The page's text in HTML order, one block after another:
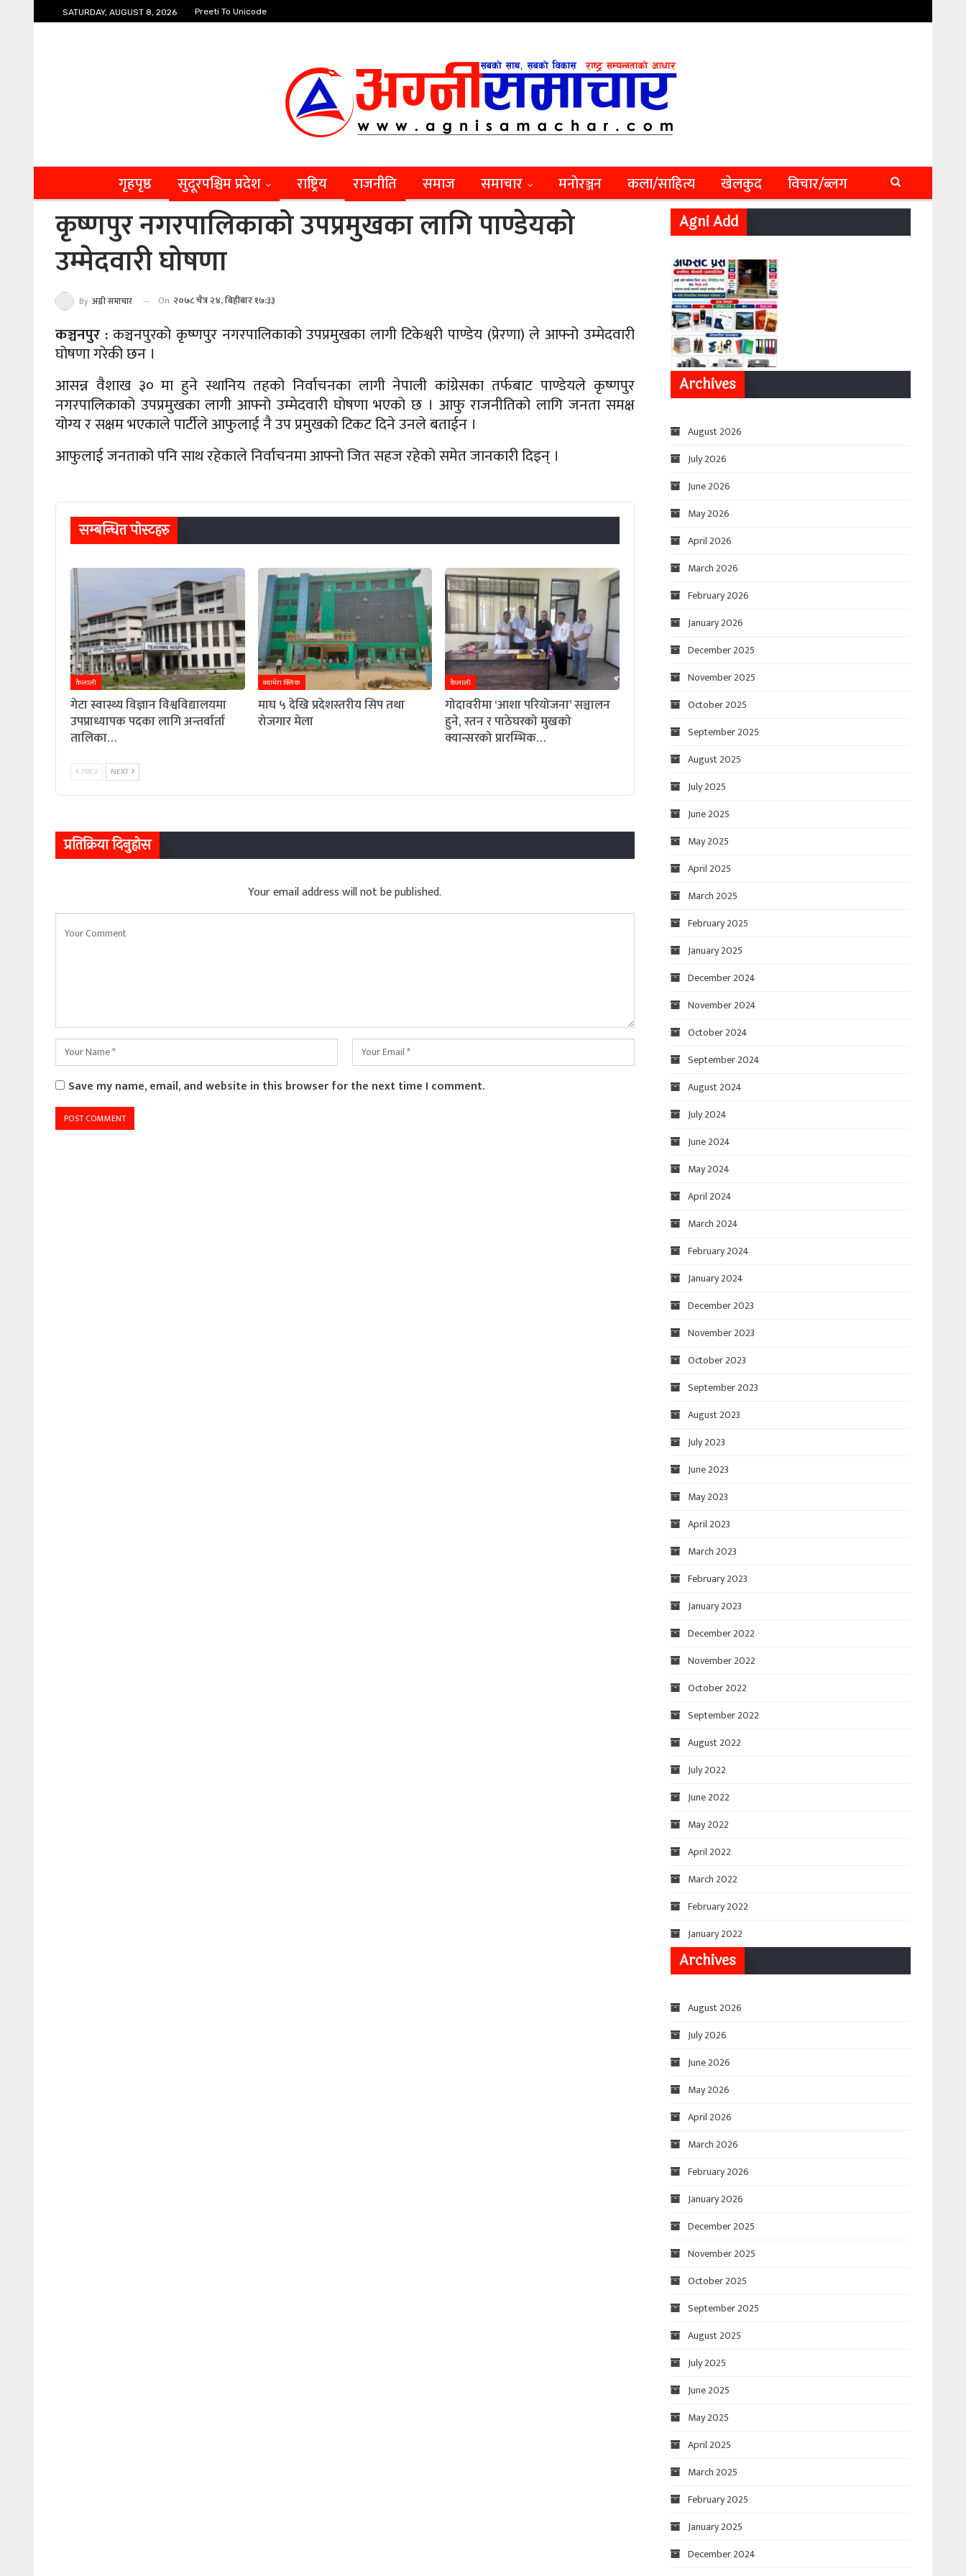
SATURDAY, AUGUST 8, 2026 Preeti To Unicode
गृहपृष्ठ सुदूरपश्चिम प्रदेश राष्ट्रिय राजनीति समाज समाचार मनाेरञ्जन कला/साहित्य खेलकुद विचार/ब्लग
कृष्णपुर नगरपालिकाको उपप्रमुखका लागि पाण्डेयको
उम्मेदवारी घोषणा
By अग्नी समाचार On २०७८ चैत्र २४, बिहीबार १७:३३
कञ्चनपुर : कञ्चनपुरको कृष्णपुर नगरपालिकाको उपप्रमुखका लागी टिकेश्वरी पाण्डेय (प्रेरणा) ले आफ्नो उम्मेदवारी
घोषणा गरेकी छन ।
आसन्न वैशाख ३० मा हुने स्थानिय तहको निर्वाचनका लागी नेपाली कांग्रेसका तर्फबाट पाण्डेयले कृष्णपुर
नगरपालिकाको उपप्रमुखका लागी आफ्नो उम्मेदवारी घोषणा भएको छ । आफु राजनीतिको लागि जनता समक्ष
योग्य र सक्षम भएकाले पार्टीले आफुलाई नै उप प्रमुखको टिकट दिने उनले बताईन ।
आफुलाई जनताको पनि साथ रहेकाले निर्वाचनमा आफ्नो जित सहज रहेको समेत जानकारी दिइन् ।
सम्बन्धित पाेस्टहरु
कैलाली
गेटा स्वास्थ्य विज्ञान विश्वविद्यालयमा
उपप्राध्यापक पदका लागि अन्तर्वार्ता
तालिका…
क्यामेरा क्लिक
माघ ५ देखि प्रदेशस्तरीय सिप तथा
रोजगार मेला
कैलाली
गोदावरीमा ‘आशा परियोजना’ सञ्चालन
हुने, स्तन र पाठेघरको मुखको
क्यान्सरको प्रारम्भिक…
PREV NEXT
प्रतिक्रिया दिनुहोस
Your email address will not be published.
Save my name, email, and website in this browser for the next time I comment.
Agni Add
Archives
August 2026
July 2026
June 2026
May 2026
April 2026
March 2026
February 2026
January 2026
December 2025
November 2025
October 2025
September 2025
August 2025
July 2025
June 2025
May 2025
April 2025
March 2025
February 2025
January 2025
December 2024
November 2024
October 2024
September 2024
August 2024
July 2024
June 2024
May 2024
April 2024
March 2024
February 2024
January 2024
December 2023
November 2023
October 2023
September 2023
August 2023
July 2023
June 2023
May 2023
April 2023
March 2023
February 2023
January 2023
December 2022
November 2022
October 2022
September 2022
August 2022
July 2022
June 2022
May 2022
April 2022
March 2022
February 2022
January 2022
Archives
August 2026
July 2026
June 2026
May 2026
April 2026
March 2026
February 2026
January 2026
December 2025
November 2025
October 2025
September 2025
August 2025
July 2025
June 2025
May 2025
April 2025
March 2025
February 2025
January 2025
December 2024